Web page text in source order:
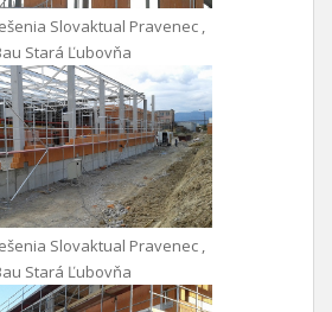
Slovaktual Pravenec ,
Stará Ľubovňa
Slovaktual Pravenec ,
Stará Ľubovňa